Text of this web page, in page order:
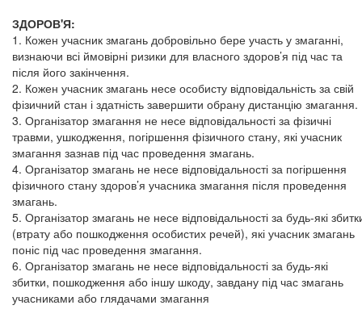
ЗДОРОВ'Я:
1. Кожен учасник змагань добровільно бере участь у змаганні,
визнаючи всі ймовірні ризики для власного здоров’я під час та
після його закінчення.
2. Кожен учасник змагань несе особисту відповідальність за свій
фізичний стан і здатність завершити обрану дистанцію змагання.
3. Організатор змагання не несе відповідальності за фізичні
травми, ушкодження, погіршення фізичного стану, які учасник
змагання зазнав під час проведення змагань.
4. Організатор змагань не несе відповідальності за погіршення
фізичного стану здоров’я учасника змагання після проведення
змагань.
5. Організатор змагань не несе відповідальності за будь-які
(втрату або пошкодження особистих речей), які учасник змагань
поніс під час проведення змагання.
6. Організатор змагань не несе відповідальності за будь-які
збитки, пошкодження або іншу шкоду, завдану під час змагань
учасниками або глядачами змагання